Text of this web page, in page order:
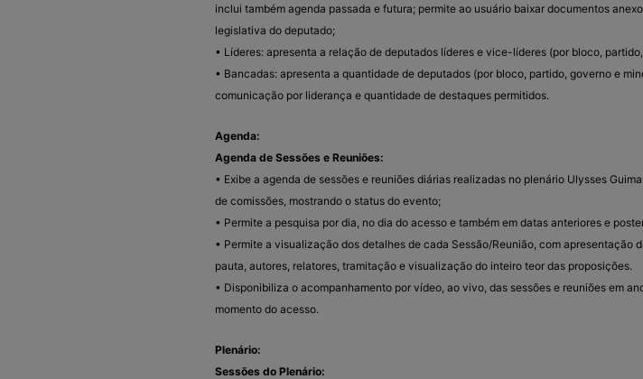
inclui também agenda passada e futura; permite ao usuário baixar documentos
legislativa do deputado;
• Líderes: apresenta a relação de deputados líderes e vice-líderes (por bloco,
• Bancadas: apresenta a quantidade de deputados (por bloco, partido, governo e
comunicação por liderança e quantidade de destaques permitidos.
Agenda:
Agenda de Sessões e Reuniões:
• Exibe a agenda de sessões e reuniões diárias realizadas no plenário Ulysses
de comissões, mostrando o status do evento;
• Permite a pesquisa por dia, no dia do acesso e também em datas anteriores e
• Permite a visualização dos detalhes de cada Sessão/Reunião, com apresentação
pauta, autores, relatores, tramitação e visualização do inteiro teor das proposições.
• Disponibiliza o acompanhamento por vídeo, ao vivo, das sessões e reuniões em
momento do acesso.
Plenário:
Sessões do Plenário: